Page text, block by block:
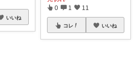
いいね
0 1 11
コレ いいね